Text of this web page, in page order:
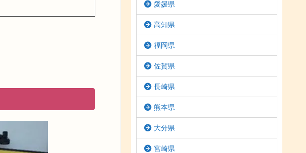
愛媛県
高知県
福岡県
佐賀県
長崎県
熊本県
大分県
宮崎県